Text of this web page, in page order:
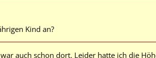
Kind an?
auch schon dort. Leider hatte ich die